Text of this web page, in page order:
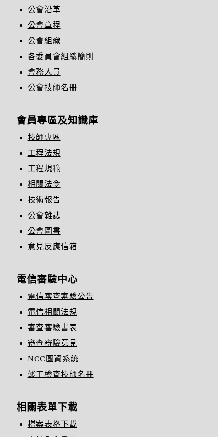
公會沿革
公會章程
公會組織
各委員會組織簡則
會務人員
公會技師名冊
會員專區及知識庫
技師專區
工程法規
工程規範
相關法令
技術報告
公會雜誌
公會圖書
意見反應信箱
電信審驗中心
電信審查審驗公告
電信相關法規
審查審驗書表
審查審驗意見
NCC圖資系統
竣工檢查技師名冊
相關表單下載
檔案表格下載